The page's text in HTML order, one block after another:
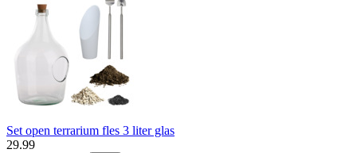
Set open terrarium fles 3 liter glas
29.99